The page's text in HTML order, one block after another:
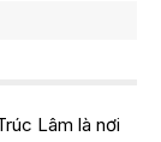
Lâm là nơi